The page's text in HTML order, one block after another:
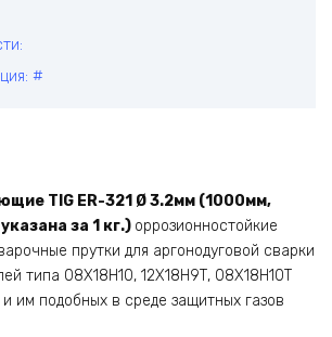
#
TIG ER-321 Ø 3.2мм (1000мм,
за 1 кг.) оррозионностойкие
прутки для аргонодуговой сварки
типа 08Х18Н10, 12Х18Н9Т, 08Х18Н10Т
им подобных в среде защитных газов